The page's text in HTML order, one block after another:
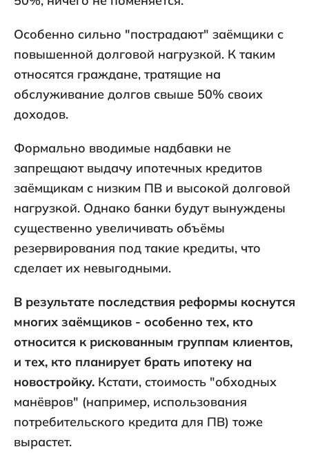
Особенно сильно "пострадают" заёмщики с
повышенной долговой нагрузкой. К таким
относятся граждане, тратящие на
обслуживание долгов свыше 50% своих
доходов.
Формально вводимые надбавки не
запрещают выдачу ипотечных кредитов
заёмщикам с низким ПВ и высокой долговой
нагрузкой. Однако банки будут вынуждены
существенно увеличивать объёмы
резервирования под такие кредиты, что
сделает их невыгодными.
В результате последствия реформы коснутся
многих заёмщиков - особенно тех, кто
относится к рискованным группам клиентов,
и тех, кто планирует брать ипотеку на
новостройку. Кстати, стоимость "обходных
манёвров" (например, использования
потребительского кредита для ПВ) тоже
вырастет.